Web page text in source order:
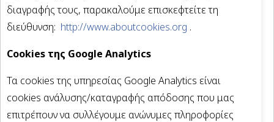
διαγραφής τους, παρακαλούμε επισκεφτείτε τη
διεύθυνση: http://www.aboutcookies.org .
Cookies της Google Analytics
Τα cookies της υπηρεσίας Google Analytics είναι
cookies ανάλυσης/καταγραφής απόδοσης που μας
επιτρέπουν να συλλέγουμε ανώνυμες πληροφορίες